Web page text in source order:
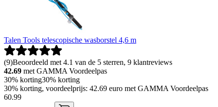
Talen Tools telescopische wasborstel 4,6 m
(9)Beoordeeld met 4.1 van de 5 sterren, 9 klantreviews
42.69 met GAMMA Voordeelpas
30% korting30% korting
30% korting, voordeelprijs: 42.69 euro met GAMMA Voordeelpas
60.99